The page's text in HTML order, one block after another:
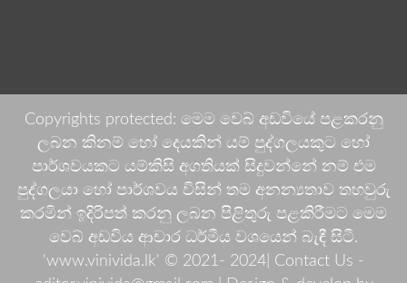
Copyrights protected: මෙම වෙබ් අඩවියේ පළකරනු
ලබන කිනම් හෝ දෙයකින් යම් පුද්ගලයකුට හෝ
පාර්ශවයකට යම්කිසි අගතියක් සිදුවන්නේ නම් එම
පුද්ගලයා හෝ පාර්ශවය විසින් තම අනන්‍යතාව තහවුරු
කරමින් ඉදිරිපත් කරනු ලබන පිළිතුරු පළකිරීමට මෙම
වෙබ් අඩවිය ආචාර ධර්මීය වශයෙන් බැඳී සිටී.
'www.vinivida.lk' © 2021- 2024| Contact Us -